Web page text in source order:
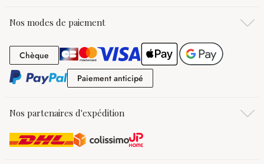
Nos modes de paiement
Chèque Chèque
Paiement anticipé
Nos partenaires d'expédition